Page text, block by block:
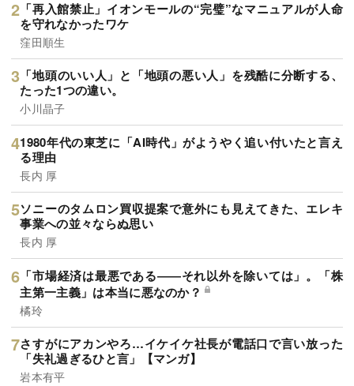
「再入館禁止」イオンモールの“完璧”なマニュアルが人命
を守れなかったワケ
窪田順生
「地頭のいい人」と「地頭の悪い人」を残酷に分断する、
たった1つの違い。
小川晶子
1980年代の東芝に「AI時代」がようやく追い付いたと言え
る理由
長内 厚
ソニーのタムロン買収提案で意外にも見えてきた、エレキ
事業への並々ならぬ思い
長内 厚
「市場経済は最悪である――それ以外を除いては」。「株
主第一主義」は本当に悪なのか？
橘玲
さすがにアカンやろ…イケイケ社長が電話口で言い放った
「失礼過ぎるひと言」【マンガ】
岩本有平